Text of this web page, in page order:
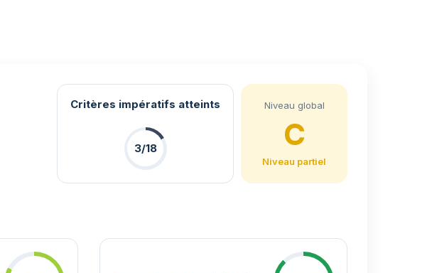
Niveau global
C
Niveau partiel
Critères impératifs atteints
3/18